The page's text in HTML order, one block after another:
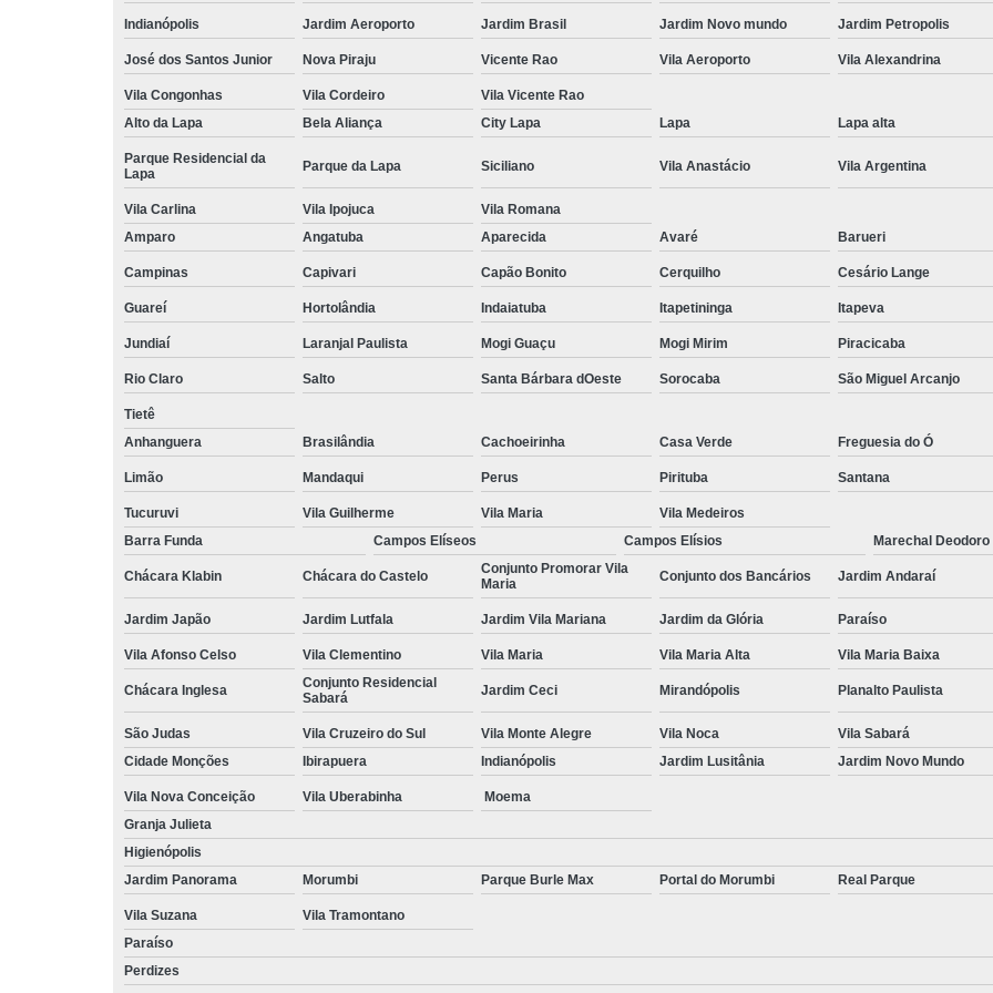
Tratamento para Transtorno de
Tratamento do Estresse Pós
Tratamento
Tratamento para
Tratamento para
Tratamento para Transtornos
Tratamento
Tratamento para
Tratamento
Tratamento para Transtorno de
Tratamento para Transtorno do
Indianópolis Jardim Aeroporto Jardim Brasil Jardim Novo mundo Jardim Petropolis
José dos Santos Junior Nova Piraju Vicente Rao Vila Aeroporto Vila Alexandrina
Vila Congonhas Vila Cordeiro
Vila Vicente Rao
Alto da Lapa
Bela Aliança City Lapa Lapa Lapa alta
Parque Residencial da
Lapa
Parque da Lapa Siciliano Vila Anastácio Vila Argentina
Vila Carlina Vila Ipojuca
Vila Romana
Amparo
Angatuba Aparecida Avaré Barueri
Campinas Capivari Capão Bonito Cerquilho Cesário Lange
Guareí Hortolândia Indaiatuba Itapetininga Itapeva
Jundiaí Laranjal Paulista Mogi Guaçu Mogi Mirim Piracicaba
Rio Claro Salto Santa Bárbara dOeste Sorocaba São Miguel Arcanjo
Tietê
Anhanguera
Brasilândia Cachoeirinha Casa Verde Freguesia do Ó
Limão Mandaqui Perus Pirituba Santana
Tucuruvi Vila Guilherme Vila Maria
Vila Medeiros
Barra Funda
Campos Elíseos Campos Elísios Marechal Deodoro
Chácara Klabin Chácara do Castelo
Conjunto Promorar Vila
Maria
Conjunto dos Bancários Jardim Andaraí
Jardim Japão Jardim Lutfala Jardim Vila Mariana Jardim da Glória Paraíso
Vila Afonso Celso Vila Clementino Vila Maria Vila Maria Alta Vila Maria Baixa
Chácara Inglesa
Conjunto Residencial
Sabará
Jardim Ceci Mirandópolis Planalto Paulista
São Judas Vila Cruzeiro do Sul Vila Monte Alegre Vila Noca
Vila Sabará
Cidade Monções
Ibirapuera Indianópolis Jardim Lusitânia Jardim Novo Mundo
Vila Nova Conceição Vila Uberabinha
Moema
Granja Julieta
Higienópolis
Jardim Panorama
Morumbi Parque Burle Max Portal do Morumbi Real Parque
Vila Suzana
Vila Tramontano
Paraíso
Perdizes